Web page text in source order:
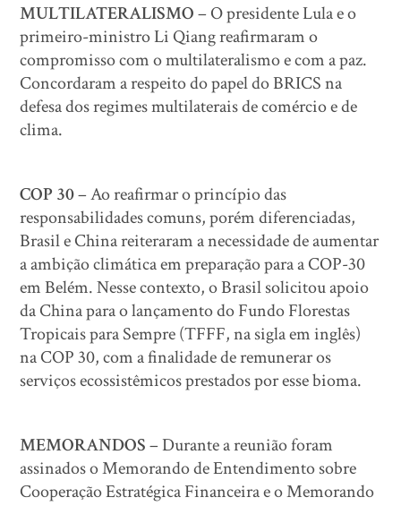
MULTILATERALISMO– O presidente Lula e o
primeiro-ministro Li Qiang reafirmaram o
compromisso com o multilateralismo e com a paz.
Concordaram a respeito do papel do BRICS na
defesa dos regimes multilaterais de comércio e de
clima.
COP 30– Ao reafirmar o princípio das
responsabilidades comuns, porém diferenciadas,
Brasil e China reiteraram a necessidade de aumentar
a ambição climática em preparação para a COP-30
em Belém. Nesse contexto, o Brasil solicitou apoio
da China para o lançamento do Fundo Florestas
Tropicais para Sempre (TFFF, na sigla em inglês)
na COP 30, com a finalidade de remunerar os
serviços ecossistêmicos prestados por esse bioma.
MEMORANDOS– Durante a reunião foram
assinados o Memorando de Entendimento sobre
Cooperação Estratégica Financeira e o Memorando